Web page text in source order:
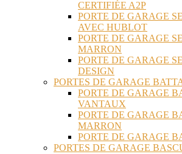
CERTIFIÉE A2P
PORTE DE GARAGE
AVEC HUBLOT
PORTE DE GARAGE
MARRON
PORTE DE GARAGE
DESIGN
PORTES DE GARAGE
PORTE DE GARAGE
VANTAUX
PORTE DE GARAGE
MARRON
PORTE DE GARAGE
PORTES DE GARAGE